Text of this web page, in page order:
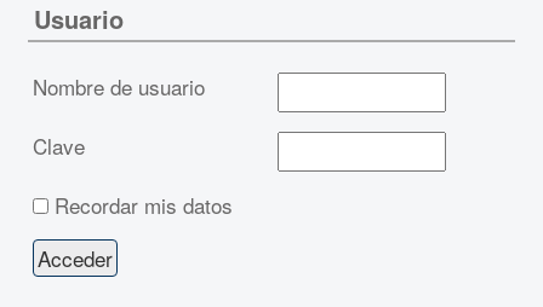
Usuario
Nombre de usuario
Clave
Recordar mis datos